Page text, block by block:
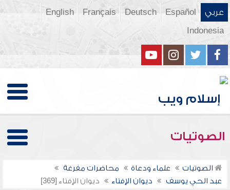
عربي Español
Deutsch
Français
English
Indonesia
الصوتيات
الصوتيات علماء ودعاة
محاضرات مفرغة
عبد الحي يوسف
ديوان الإفتاء ديوان الإفتاء [369]